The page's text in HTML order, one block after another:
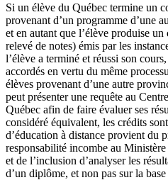
Si un élève du Québec termine un
provenant d’un programme d’une
et en autant que l’élève produise
relevé de notes) émis par les
l’élève a terminé et réussi son
accordés en vertu du même
élèves provenant d’une autre
peut présenter une requête au
Québec afin de faire évaluer ses
considéré équivalent, les crédits
d’éducation à distance provient du
responsabilité incombe au
et de l’inclusion d’analyser les
d’un diplôme, et non pas sur la